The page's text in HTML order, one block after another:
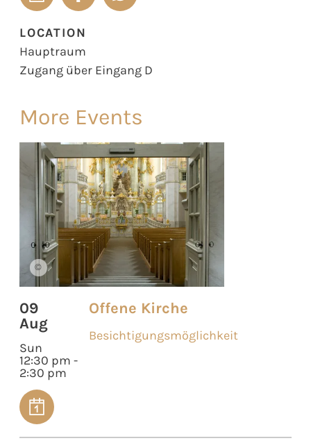
LOCATION
Hauptraum
Zugang über Eingang D
More Events
©
09
Aug
Sun
12:30 pm -
2:30 pm
Offene Kirche
Besichtigungsmöglichkeit